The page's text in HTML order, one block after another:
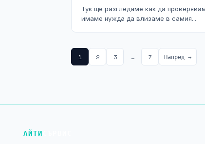
Тук ще разгледаме как да
имаме нужда да влизаме в самия...
1 2 3 … 7 Напред →
АЙТИ